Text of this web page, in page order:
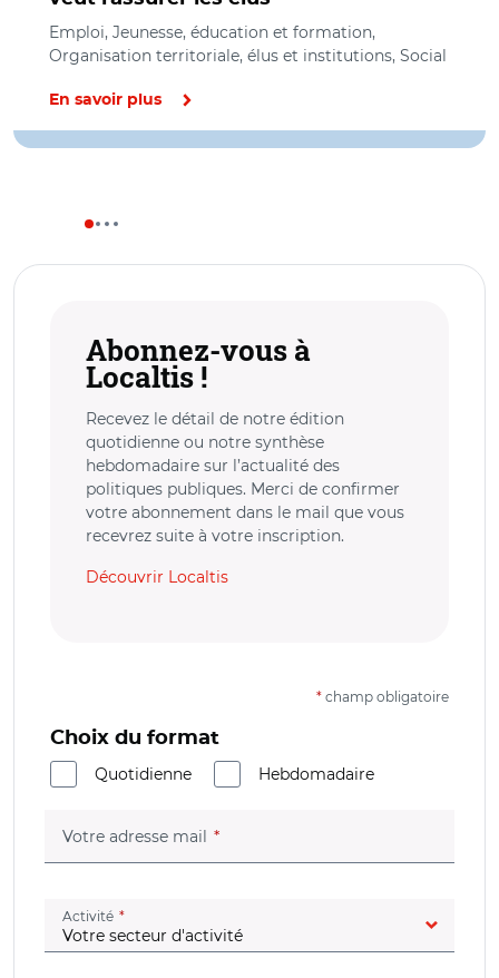
Emploi, Jeunesse, éducation et formation,
Organisation territoriale, élus et institutions, Social
En savoir plus
Abonnez-vous à
Localtis !
Recevez le détail de notre édition
quotidienne ou notre synthèse
hebdomadaire sur l’actualité des
politiques publiques. Merci de confirmer
votre abonnement dans le mail que vous
recevrez suite à votre inscription.
Découvrir Localtis
* champ obligatoire
Choix du format
Quotidienne
Hebdomadaire
Votre adresse mail (champ obligatoire)
Activité (champ obligatoire)